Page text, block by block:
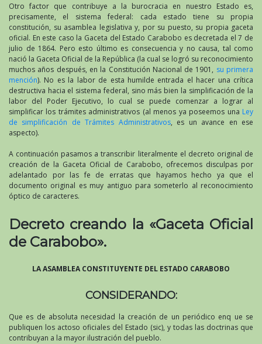
Otro factor que contribuye a la burocracia en nuestro Estado es,
precisamente, el sistema federal: cada estado tiene su propia
constitución, su asamblea legislativa y, por su puesto, su propia gaceta
oficial. En este caso la Gaceta del Estado Carabobo es decretada el 7 de
julio de 1864. Pero esto último es consecuencia y no causa, tal como
nació la Gaceta Oficial de la República (la cual se logró su reconocimiento
muchos años después, en la Constitución Nacional de 1901, su primera
mención). No es la labor de esta humilde entrada el hacer una crítica
destructiva hacia el sistema federal, sino más bien la simplificación de la
labor del Poder Ejecutivo, lo cual se puede comenzar a lograr al
simplificar los trámites administrativos (al menos ya poseemos una Ley
de simplificación de Trámites Administrativos, es un avance en ese
aspecto).
A continuación pasamos a transcribir literalmente el decreto original de
creación de la Gaceta Oficial de Carabobo, ofrecemos disculpas por
adelantado por las fe de erratas que hayamos hecho ya que el
documento original es muy antiguo para someterlo al reconocimiento
óptico de caracteres.
Decreto creando la «Gaceta Oficial
de Carabobo».
LA ASAMBLEA CONSTITUYENTE DEL ESTADO CARABOBO
CONSIDERANDO:
Que es de absoluta necesidad la creación de un periódico enq ue se
publiquen los actoso oficiales del Estado (sic), y todas las doctrinas que
contribuyan a la mayor ilustración del pueblo.